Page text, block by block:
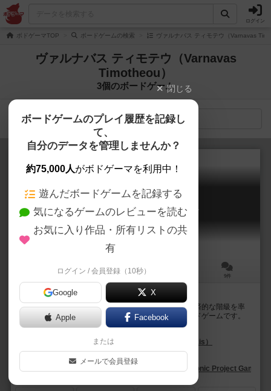
ログイン
ボドゲーマTOP ボードゲームの検索 ヴァルナバス ティモテウ（Varnavas
ヴァルナバス ティモテウ（Varnavas
Timotheou）
3個のボードゲーム
検索メニュー
ヘゲモニー
Hegemony: Lead Your Class to Victory
90～180分 9件
社会の歯車か、それとも支配者か？
「ヘゲモニー」は、プレイヤーが架空の国家の社会経済的な階級を率
いて勝利を目指す政治経済シミュレーション型のボードゲームです。
このゲームは2～4人でプレイ可能で、プレイ時間は9...
バンゲリス・バギアルタキス（Vangelis Bagiartakis）
ヘゲモニック・プロジェクト・ゲームズ（Hegemonic Project Games）
閉じる
ボードゲームのプレイ履歴を記録し
て、
自分のデータを管理しませんか？
約75,000人がボドゲーマを利用中！
遊んだボードゲームを記録する
気になるゲームのレビューを読む
お気に入り作品・所有リストの共
有
ログイン / 会員登録（10秒）
Google X
Apple Facebook
または
メールで会員登録